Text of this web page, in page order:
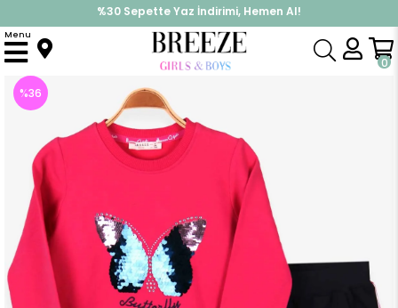
%30 Sepette Yaz İndirimi, Hemen Al!
İndirimlere ek %10 İndirimi Kap, Hemen Üye Ol!
0
Menu
Anasayfa Takımlar Eşofman Takımı Kız Çocuk Eşofman Takımı Pullu Kelebekli Fuşya (5 Yaş)
%36